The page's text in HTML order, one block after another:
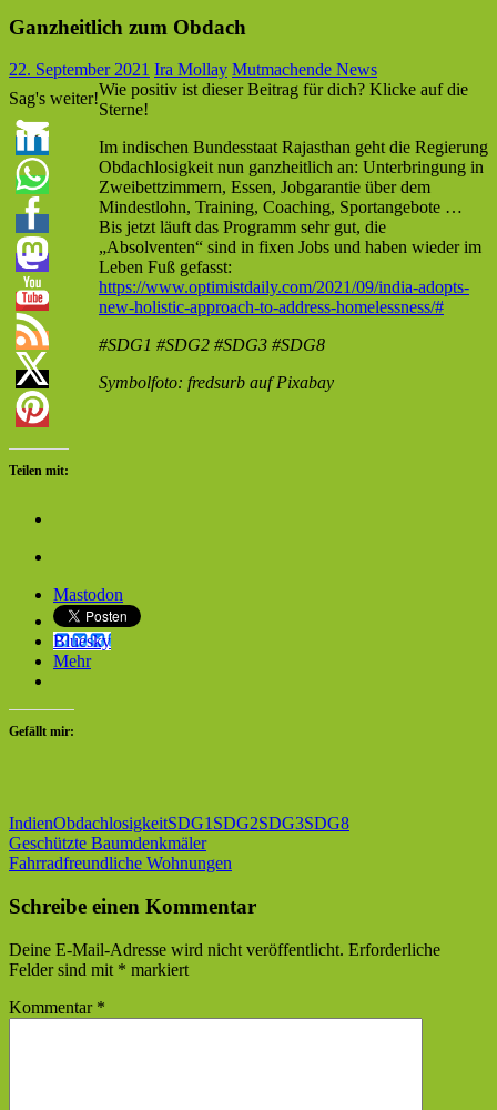
Ganzheitlich zum Obdach
22. September 2021 Ira Mollay Mutmachende News
Sag's weiter!Wie positiv ist dieser Beitrag für dich? Klicke auf die
Sterne!
Im indischen Bundesstaat Rajasthan geht die Regierung
Obdachlosigkeit nun ganzheitlich an: Unterbringung in
Zweibettzimmern, Essen, Jobgarantie über dem
Mindestlohn, Training, Coaching, Sportangebote …
Bis jetzt läuft das Programm sehr gut, die
„Absolventen“ sind in fixen Jobs und haben wieder im
Leben Fuß gefasst:
https://www.optimistdaily.com/2021/09/india-adopts-
new-holistic-approach-to-address-homelessness/#
#SDG1 #SDG2 #SDG3 #SDG8
Symbolfoto: fredsurb auf Pixabay
Teilen mit:
Mastodon
Bluesky
Mehr
Gefällt mir:
IndienObdachlosigkeitSDG1SDG2SDG3SDG8
Beitragsnavigation
Vorheriger
Beitrag:
Geschützte Baumdenkmäler
Nächster
Fahrradfreundliche Wohnungen
Schreibe einen Kommentar
Deine E-Mail-Adresse wird nicht veröffentlicht. Erforderliche
Felder sind mit * markiert
Kommentar *